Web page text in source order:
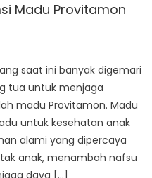
Madu Provitamon
saat ini banyak digemari
tua untuk menjaga
madu Provitamon. Madu
untuk kesehatan anak
alami yang dipercaya
anak, menambah nafsu